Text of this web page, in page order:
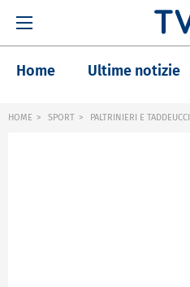
Home Ultime notizie
HOME SPORT PALTRINIERI E TADDEUCCI